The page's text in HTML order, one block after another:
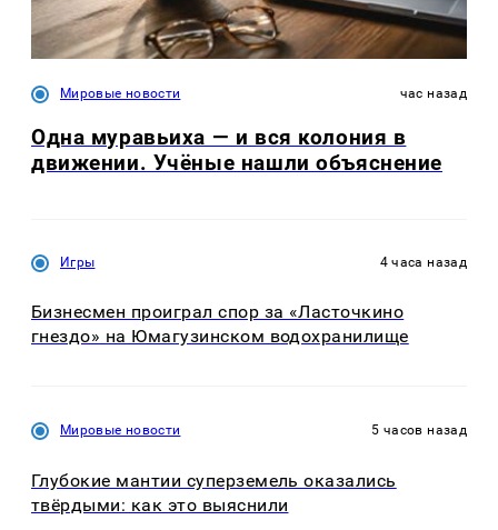
Мировые новости час назад
Одна муравьиха — и вся колония в
движении. Учёные нашли объяснение
Игры 4 часа назад
Бизнесмен проиграл спор за «Ласточкино
гнездо» на Юмагузинском водохранилище
Мировые новости 5 часов назад
Глубокие мантии суперземель оказались
твёрдыми: как это выяснили